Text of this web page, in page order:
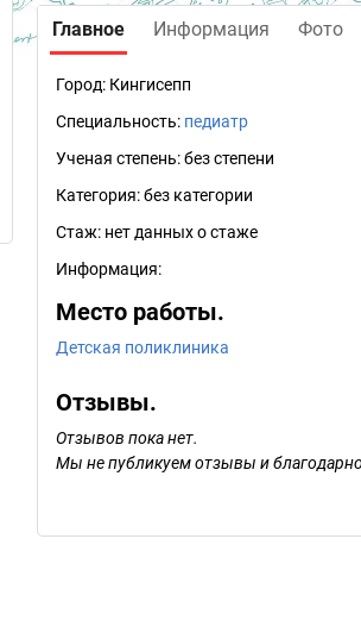
Главное Информация Фото
Город: Кингисепп
Специальность: педиатр
Ученая степень:без степени
Категория:без категории
Стаж: нет данных о стаже
Информация:
Место работы.
Детская поликлиника
Отзывы.
Отзывов пока нет.
Мы не публикуем отзывы и